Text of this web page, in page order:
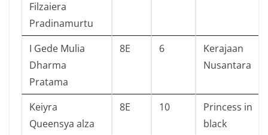
Filzaiera
Pradinamurtu
I Gede Mulia
Dharma
Pratama
8E 6
Kerajaan
Nusantara
Keiyra
Queensya alza
8E 10
Princess in
black